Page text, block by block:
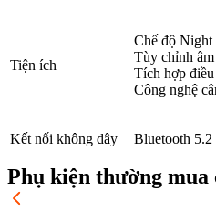
Tiện ích
Chế độ Night
Tùy chỉnh
Tích hợp
Công nghệ
Kết nối không dây Bluetooth 5.2
Phụ kiện thường mua